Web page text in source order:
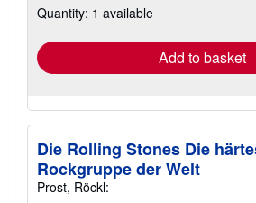
Quantity: 1 available
Add to basket
Die Rolling Stones Die
Rockgruppe der Welt
Prost, Röckl: